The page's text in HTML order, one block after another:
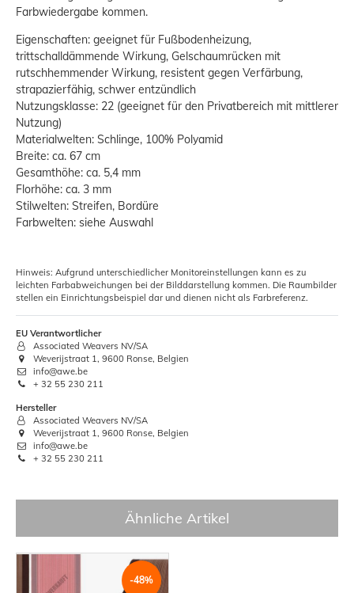
Farbwiedergabe kommen.
Eigenschaften: geeignet für Fußbodenheizung,
trittschalldämmende Wirkung, Gelschaumrücken mit
rutschhemmender Wirkung, resistent gegen Verfärbung,
strapazierfähig, schwer entzündlich
Nutzungsklasse: 22 (geeignet für den Privatbereich mit mittlerer
Nutzung)
Materialwelten: Schlinge, 100% Polyamid
Breite: ca. 67 cm
Gesamthöhe: ca. 5,4 mm
Florhöhe: ca. 3 mm
Stilwelten: Streifen, Bordüre
Farbwelten: siehe Auswahl
Hinweis: Aufgrund unterschiedlicher Monitoreinstellungen kann es zu
leichten Farbabweichungen bei der Bilddarstellung kommen. Die Raumbilder
stellen ein Einrichtungsbeispiel dar und dienen nicht als Farbreferenz.
EU Verantwortlicher
Associated Weavers NV/SA
Weverijstraat 1, 9600 Ronse, Belgien
info@awe.be
+ 32 55 230 211
Hersteller
Associated Weavers NV/SA
Weverijstraat 1, 9600 Ronse, Belgien
info@awe.be
+ 32 55 230 211
Ähnliche Artikel
-48%